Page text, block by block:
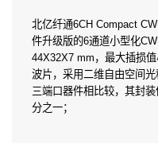
北亿纤通6CH Compact
件升级版的6通道小型化
44X32X7 mm，最大插损
波片，采用二维自由空间
三端口器件相比较，其封
分之一；